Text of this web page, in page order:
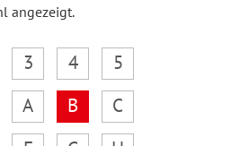
angezeigt.
3 4
5
A B
C